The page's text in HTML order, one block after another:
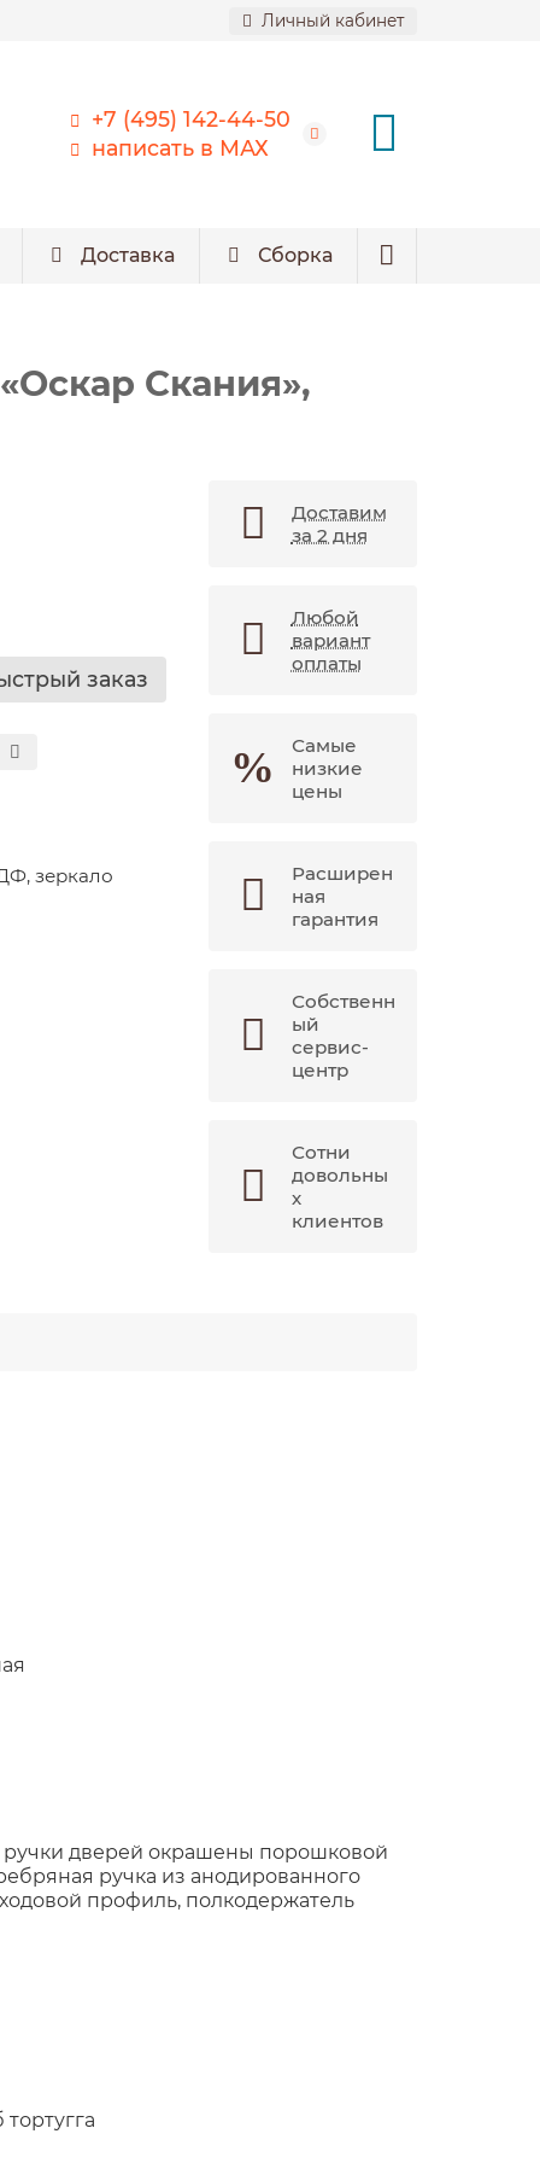
Личный кабинет
+7 (495) 142-44-50
написать в МАХ
Доставка Сборка
Скания»,
заказ
зеркало
Доставим
за 2 дня
Любой
вариант
оплаты
Самые
низкие
цены
Расширен
ная
гарантия
Собственн
ый
сервис-
центр
Сотни
довольны
х
клиентов
дверей окрашены порошковой
ручка из анодированного
профиль, полкодержатель